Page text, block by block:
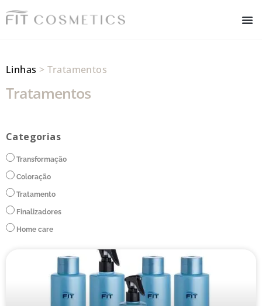
Linhas > Tratamentos
Tratamentos
Categorias
Transformação
Coloração
Tratamento
Finalizadores
Home care